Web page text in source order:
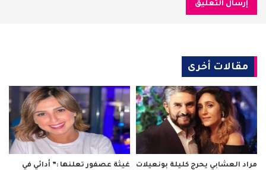
مقالات أخرى
مراد العشابي يحرج كليلة بونعيلات
غيثة عصفور تعلنها :” أدائي في